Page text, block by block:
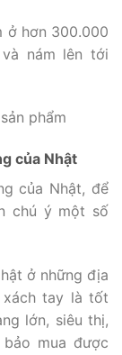
ở hơn 300.000
nám lên tới
phẩm
của Nhật
của Nhật, để
chú ý một số
ở những địa
tay là tốt
lớn, siêu thị,
mua được